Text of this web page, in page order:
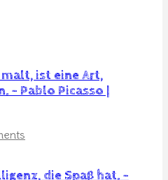
malt, ist eine Art,
– Pablo Picasso |
die Spaß hat. –